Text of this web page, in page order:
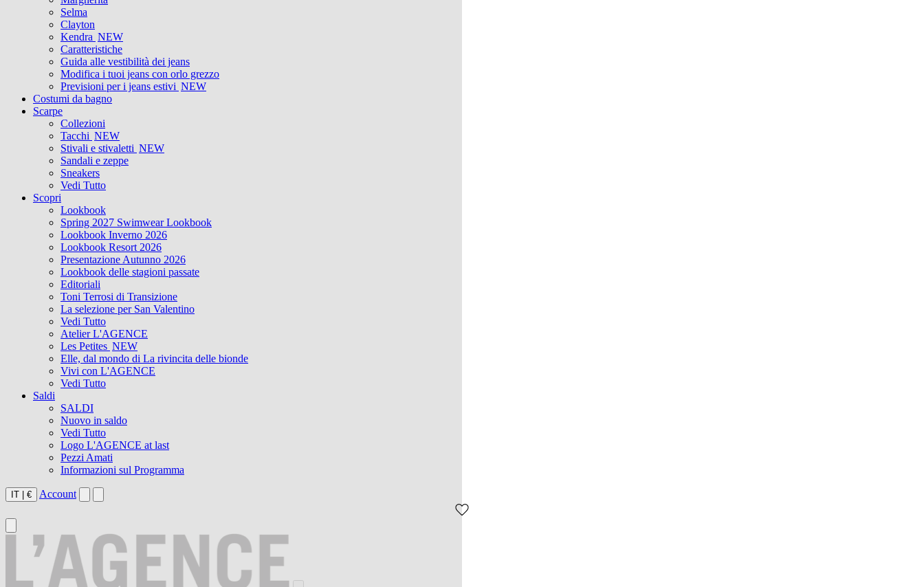
Selma
Clayton
Kendra NEW
Caratteristiche
Guida alle vestibilità dei jeans
Modifica i tuoi jeans con orlo grezzo
Previsioni per i jeans estivi NEW
Costumi da bagno
Scarpe
Collezioni
Tacchi NEW
Stivali e stivaletti NEW
Sandali e zeppe
Sneakers
Vedi Tutto
Scopri
Lookbook
Spring 2027 Swimwear Lookbook
Lookbook Inverno 2026
Lookbook Resort 2026
Presentazione Autunno 2026
Lookbook delle stagioni passate
Editoriali
Toni Terrosi di Transizione
La selezione per San Valentino
Vedi Tutto
Atelier L'AGENCE
Les Petites NEW
Elle, dal mondo di La rivincita delle bionde
Vivi con L'AGENCE
Vedi Tutto
Saldi
SALDI
Nuovo in saldo
Vedi Tutto
Logo L'AGENCE at last
Pezzi Amati
Informazioni sul Programma
IT € Account